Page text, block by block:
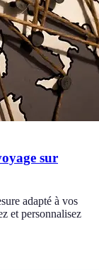
sur
adapté à vos
et personnalisez